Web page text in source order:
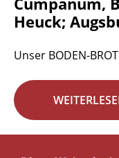
Heuck;
Unser BODEN-